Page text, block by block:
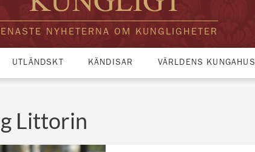
NYHETERNA OM KUNGLIGHETER
UTLÄNDSKT KÄNDISAR VÄRLDENS KUNGAHUS
Littorin